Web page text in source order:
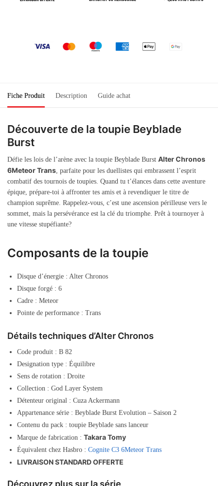
Fiche Produit Description Guide achat
Découverte de la toupie Beyblade
Burst
Défie les lois de l’arène avec la toupie Beyblade Burst Alter Chronos
6Meteor Trans, parfaite pour les duellistes qui embrassent l’esprit
combatif des tournois de toupies. Quand tu t’élances dans cette aventure
épique, prépare-toi à affronter tes amis et à revendiquer le titre de
champion suprême. Rappelez-vous, c’est une ascension périlleuse vers le
sommet, mais la persévérance est la clé du triomphe. Prêt à tournoyer à
une vitesse stupéfiante?
Composants de la toupie
Disque d’énergie : Alter Chronos
Disque forgé : 6
Cadre : Meteor
Pointe de performance : Trans
Détails techniques d’Alter Chronos
Code produit : B 82
Designation type : Équilibre
Sens de rotation : Droite
Collection : God Layer System
Détenteur original : Cuza Ackermann
Appartenance série : Beyblade Burst Evolution – Saison 2
Contenu du pack : toupie Beyblade sans lanceur
Marque de fabrication : Takara Tomy
Équivalent chez Hasbro : Cognite C3 6Meteor Trans
LIVRAISON STANDARD OFFERTE
Découvrez plus sur la série